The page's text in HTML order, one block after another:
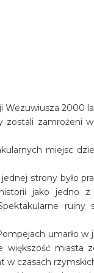
Wezuwiusza 2000
zostali zamrożeni
miejsc
strony było
jako jedno z
ruiny
umarło w
miasta
w czasach